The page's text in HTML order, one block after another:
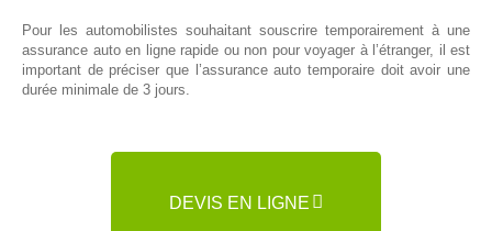
Pour les automobilistes souhaitant souscrire temporairement à une
assurance auto en ligne rapide ou non pour voyager à l’étranger, il est
important de préciser que l’assurance auto temporaire doit avoir une
durée minimale de 3 jours.
DEVIS EN LIGNE